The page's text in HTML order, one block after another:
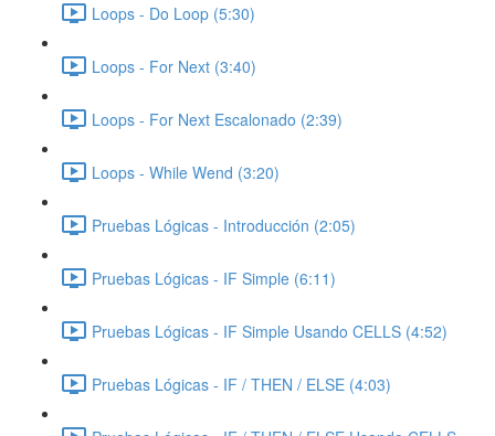
Loops - Do Loop (5:30)
Loops - For Next (3:40)
Loops - For Next Escalonado (2:39)
Loops - While Wend (3:20)
Pruebas Lógicas - Introducción (2:05)
Pruebas Lógicas - IF Simple (6:11)
Pruebas Lógicas - IF Simple Usando CELLS (4:52)
Pruebas Lógicas - IF / THEN / ELSE (4:03)